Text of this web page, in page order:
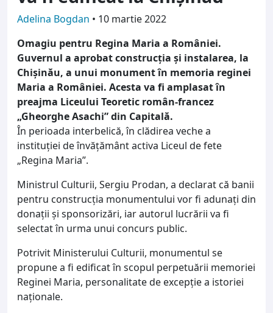
Adelina Bogdan • 10 martie 2022
Omagiu pentru Regina Maria a României.
Guvernul a aprobat construcţia şi instalarea, la
Chişinău, a unui monument în memoria reginei
Maria a României. Acesta va fi amplasat în
preajma Liceului Teoretic român-francez
„Gheorghe Asachi” din Capitală.
În perioada interbelică, în clădirea veche a
instituţiei de învăţământ activa Liceul de fete
„Regina Maria”.
Ministrul Culturii, Sergiu Prodan, a declarat că banii
pentru construcţia monumentului vor fi adunaţi din
donaţii şi sponsorizări, iar autorul lucrării va fi
selectat în urma unui concurs public.
Potrivit Ministerului Culturii, monumentul se
propune a fi edificat în scopul perpetuării memoriei
Reginei Maria, personalitate de excepție a istoriei
naționale.